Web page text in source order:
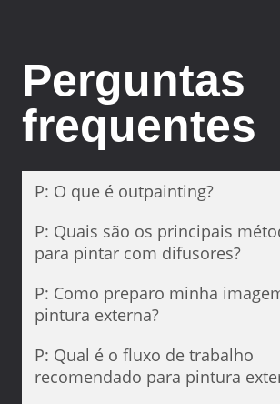
Perguntas
frequentes
P: O que é outpainting?
P: Quais são os principais
para pintar com difusores?
P: Como preparo minha
pintura externa?
P: Qual é o fluxo de trabalho
recomendado para pintura